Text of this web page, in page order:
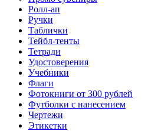
Ролл-ап
Ручки
Таблички
Тейбл-тенты
Тетради
Удостоверения
Учебники
Флаги
Фотокниги от 300 рублей
Футболки с нанесением
Чертежи
Этикетки